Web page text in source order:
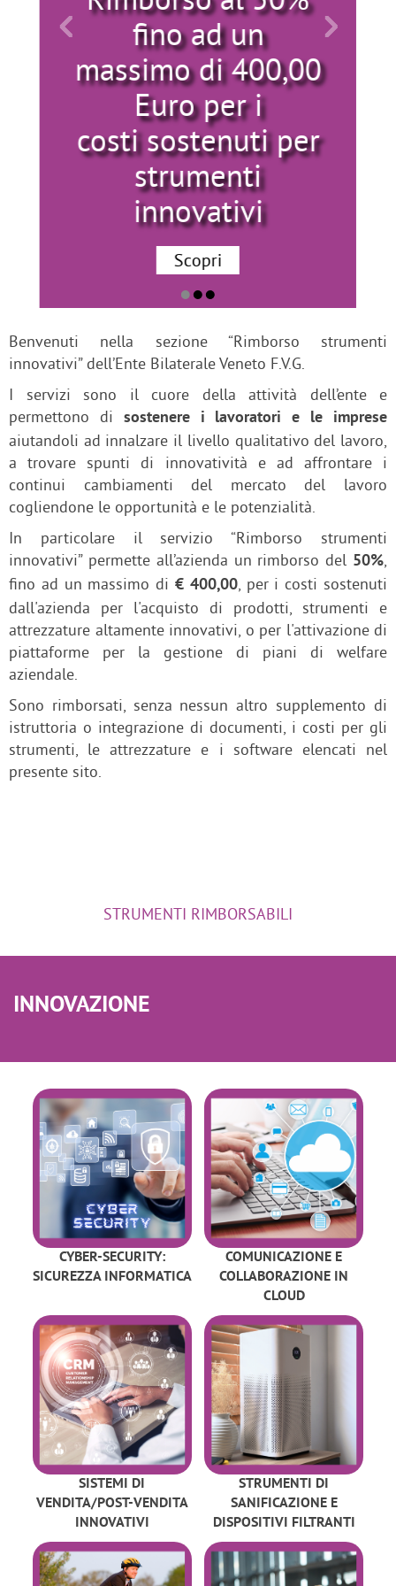
fino ad un
massimo di 400,00
Euro per i
costi sostenuti per
strumenti
innovativi
Scopri
Benvenuti nella sezione “Rimborso strumenti
innovativi” dell’Ente Bilaterale Veneto F.V.G.
I servizi sono il cuore della attività dell’ente e
permettono di sostenere i lavoratori e le imprese
aiutandoli ad innalzare il livello qualitativo del lavoro,
a trovare spunti di innovatività e ad affrontare i
continui cambiamenti del mercato del lavoro
cogliendone le opportunità e le potenzialità.
In particolare il servizio “Rimborso strumenti
innovativi” permette all’azienda un rimborso del 50%
fino ad un massimo di € 400,00, per i costi sostenuti
dall'azienda per l'acquisto di prodotti, strumenti e
attrezzature altamente innovativi, o per l'attivazione di
piattaforme per la gestione di piani di welfare
aziendale.
Sono rimborsati, senza nessun altro supplemento di
istruttoria o integrazione di documenti, i costi per gli
strumenti, le attrezzature e i software elencati nel
presente sito.
STRUMENTI RIMBORSABILI
INNOVAZIONE
CYBER-SECURITY:
SICUREZZA INFORMATICA
COMUNICAZIONE E
COLLABORAZIONE IN
CLOUD
SISTEMI DI
VENDITA/POST-VENDITA
INNOVATIVI
STRUMENTI DI
SANIFICAZIONE E
DISPOSITIVI FILTRANTI